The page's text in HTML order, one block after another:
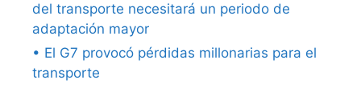
del transporte necesitará un periodo de
adaptación mayor
• El G7 provocó pérdidas millonarias para el
transporte